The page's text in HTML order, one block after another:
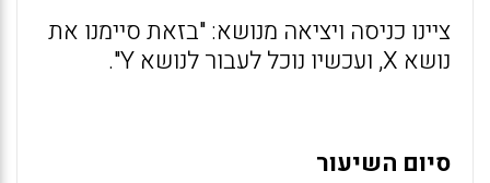
ציינו כניסה ויציאה מנושא: "בזאת סיימנו את
נושא X, ועכשיו נוכל לעבור לנושא Y".
סיום השיעור